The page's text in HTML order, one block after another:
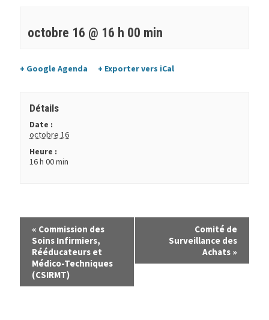
octobre 16 @ 16 h 00 min
+ Google Agenda + Exporter vers iCal
Détails
Date :
octobre 16
Heure :
16 h 00 min
« Commission des
Soins Infirmiers,
Rééducateurs et
Médico-Techniques
(CSIRMT)
Comité de
Surveillance des
Achats »